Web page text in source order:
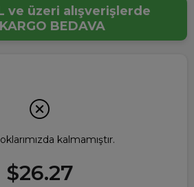
ve üzeri alışverişlerde
KARGO BEDAVA
kalmamıştır.
$26.27